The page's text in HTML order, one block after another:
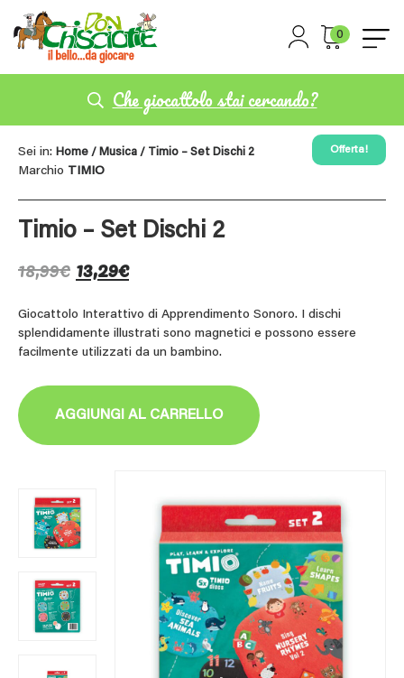
0
Che giocattolo stai cercando?
Sei in: Home / Musica / Timio – Set Dischi 2
Marchio TIMIO
Timio – Set Dischi 2
18,99€13,29€
Giocattolo Interattivo di Apprendimento Sonoro. I dischi
splendidamente illustrati sono magnetici e possono essere
facilmente utilizzati da un bambino.
AGGIUNGI AL CARRELLO
Offerta!